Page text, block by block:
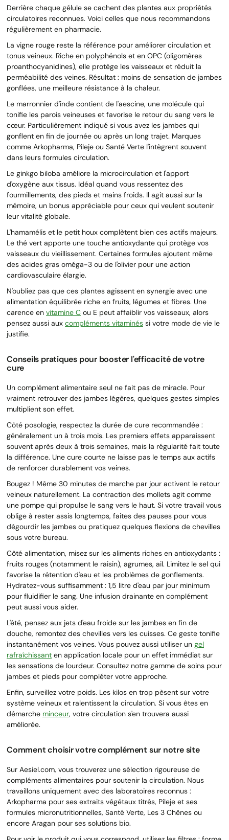
Derrière chaque gélule se cachent des plantes aux propriétés
circulatoires reconnues. Voici celles que nous recommandons
régulièrement en pharmacie.
La vigne rouge reste la référence pour améliorer circulation et
tonus veineux. Riche en polyphénols et en OPC (oligomères
proanthocyanidines), elle protège les vaisseaux et réduit la
perméabilité des veines. Résultat : moins de sensation de jambes
gonflées, une meilleure résistance à la chaleur.
Le marronnier d'inde contient de l'aescine, une molécule qui
tonifie les parois veineuses et favorise le retour du sang vers le
cœur. Particulièrement indiqué si vous avez les jambes qui
gonflent en fin de journée ou après un long trajet. Marques
comme Arkopharma, Pileje ou Santé Verte l'intègrent souvent
dans leurs formules circulation.
Le ginkgo biloba améliore la microcirculation et l'apport
d'oxygène aux tissus. Idéal quand vous ressentez des
fourmillements, des pieds et mains froids. Il agit aussi sur la
mémoire, un bonus appréciable pour ceux qui veulent soutenir
leur vitalité globale.
L'hamamélis et le petit houx complètent bien ces actifs majeurs.
Le thé vert apporte une touche antioxydante qui protège vos
vaisseaux du vieillissement. Certaines formules ajoutent même
des acides gras oméga-3 ou de l'olivier pour une action
cardiovasculaire élargie.
N'oubliez pas que ces plantes agissent en synergie avec une
alimentation équilibrée riche en fruits, légumes et fibres. Une
carence en vitamine C ou E peut affaiblir vos vaisseaux, alors
pensez aussi aux compléments vitaminés si votre mode de vie le
justifie.
Conseils pratiques pour booster l'efficacité de votre
cure
Un complément alimentaire seul ne fait pas de miracle. Pour
vraiment retrouver des jambes légères, quelques gestes simples
multiplient son effet.
Côté posologie, respectez la durée de cure recommandée :
généralement un à trois mois. Les premiers effets apparaissent
souvent après deux à trois semaines, mais la régularité fait toute
la différence. Une cure courte ne laisse pas le temps aux actifs
de renforcer durablement vos veines.
Bougez ! Même 30 minutes de marche par jour activent le retour
veineux naturellement. La contraction des mollets agit comme
une pompe qui propulse le sang vers le haut. Si votre travail vous
oblige à rester assis longtemps, faites des pauses pour vous
dégourdir les jambes ou pratiquez quelques flexions de chevilles
sous votre bureau.
Côté alimentation, misez sur les aliments riches en antioxydants :
fruits rouges (notamment le raisin), agrumes, ail. Limitez le sel qui
favorise la rétention d'eau et les problèmes de gonflements.
Hydratez-vous suffisamment : 1,5 litre d'eau par jour minimum
pour fluidifier le sang. Une infusion drainante en complément
peut aussi vous aider.
L'été, pensez aux jets d'eau froide sur les jambes en fin de
douche, remontez des chevilles vers les cuisses. Ce geste tonifie
instantanément vos veines. Vous pouvez aussi utiliser un gel
rafraîchissant en application locale pour un effet immédiat sur
les sensations de lourdeur. Consultez notre gamme de soins pour
jambes et pieds pour compléter votre approche.
Enfin, surveillez votre poids. Les kilos en trop pèsent sur votre
système veineux et ralentissent la circulation. Si vous êtes en
démarche minceur, votre circulation s'en trouvera aussi
améliorée.
Comment choisir votre complément sur notre site
Sur Aesiel.com, vous trouverez une sélection rigoureuse de
compléments alimentaires pour soutenir la circulation. Nous
travaillons uniquement avec des laboratoires reconnus :
Arkopharma pour ses extraits végétaux titrés, Pileje et ses
formules micronutritionnelles, Santé Verte, Les 3 Chênes ou
encore Aragan pour ses solutions bio.